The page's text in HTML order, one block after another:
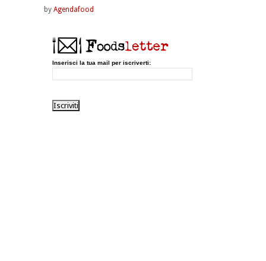
by Agendafood
Inserisci la tua mail per iscriverti: